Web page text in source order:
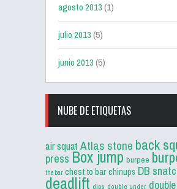
agosto 2013(1)
julio 2013(5)
junio 2013(5)
NUBE DE ETIQUETAS
air squat Atlas stone back
press Box jump burpee
the bar chest to bar chinups DB
deadlift dips double under